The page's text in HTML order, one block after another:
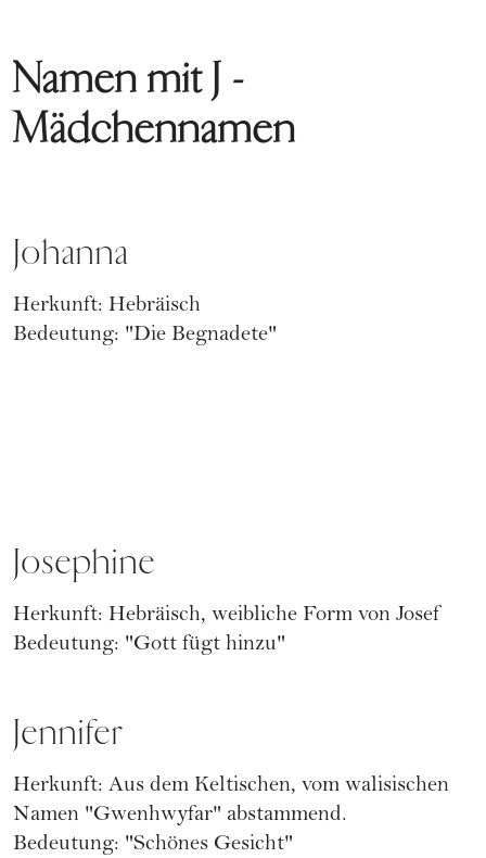
Namen mit J -
Mädchennamen
Johanna
Herkunft: Hebräisch
Bedeutung: "Die Begnadete"
Josephine
Herkunft: Hebräisch, weibliche Form von Josef
Bedeutung: "Gott fügt hinzu"
Jennifer
Herkunft: Aus dem Keltischen, vom walisischen
Namen "Gwenhwyfar" abstammend.
Bedeutung: "Schönes Gesicht"